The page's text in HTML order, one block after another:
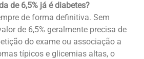
de 6,5% já é diabetes?
de forma definitiva. Sem
de 6,5% geralmente precisa de
do exame ou associação a
típicos e glicemias altas, o